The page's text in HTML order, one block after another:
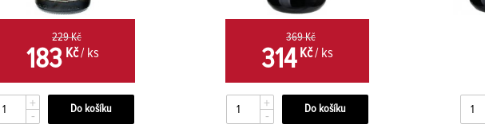
229 Kč
183 Kč/ ks
+
-
369 Kč
314 Kč/ ks
+
-